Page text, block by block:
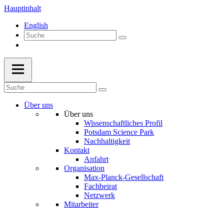
Hauptinhalt
English
Über uns
Über uns
Wissenschaftliches Profil
Potsdam Science Park
Nachhaltigkeit
Kontakt
Anfahrt
Organisation
Max-Planck-Gesellschaft
Fachbeirat
Netzwerk
Mitarbeiter